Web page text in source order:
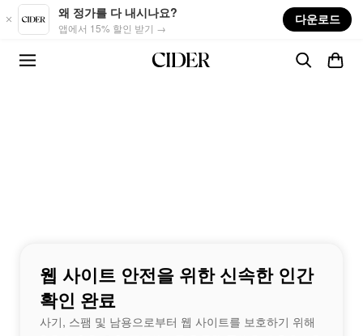
Skip to main content
왜 정가를 다 내시나요?
앱에서 15% 할인 받기 →
다운로드
웹 사이트 안전을 위한 신속한 인간
확인 완료
사기, 스팸 및 남용으로부터 웹 사이트를 보호하기 위해